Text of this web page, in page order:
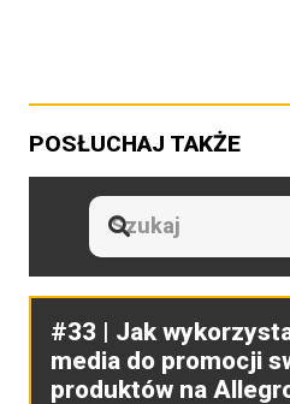
POSŁUCHAJ TAKŻE
#33 | Jak
media do promocji
produktów na